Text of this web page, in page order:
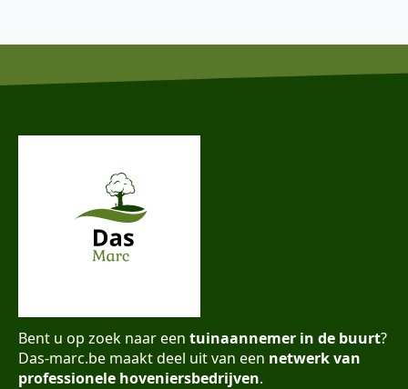
Bent u op zoek naar een tuinaannemer in de buurt?
Das-marc.be maakt deel uit van een netwerk van
professionele hoveniersbedrijven.